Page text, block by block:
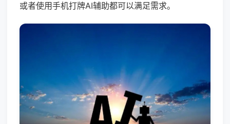
或者使用手机打牌AI辅助都可以满足需求。